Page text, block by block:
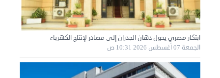
نقل عفش الكويت 50636444 فك وتركيب ايكيا محلي ...
الأحد 01 سبتمبر 2024 02:03 م
ابتكار مصري يحول دهان الجدران إلى مصادر لإنتاج الكهرباء
الجمعة 07 أغسطس 2026 10:31 ص